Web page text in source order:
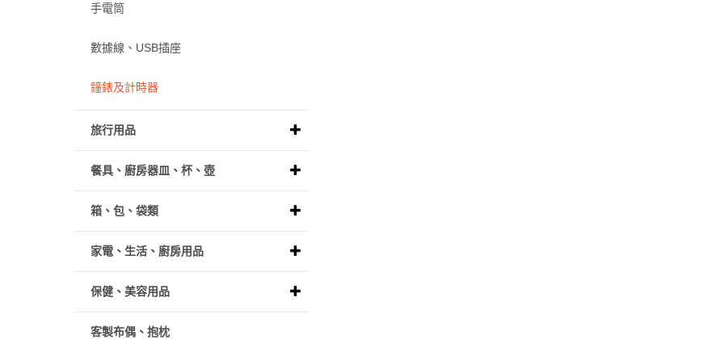
手電筒
數據線、USB插座
鐘錶及計時器
旅行用品
餐具、廚房器皿、杯、壺
箱、包、袋類
家電、生活、廚房用品
保健、美容用品
客製布偶、抱枕